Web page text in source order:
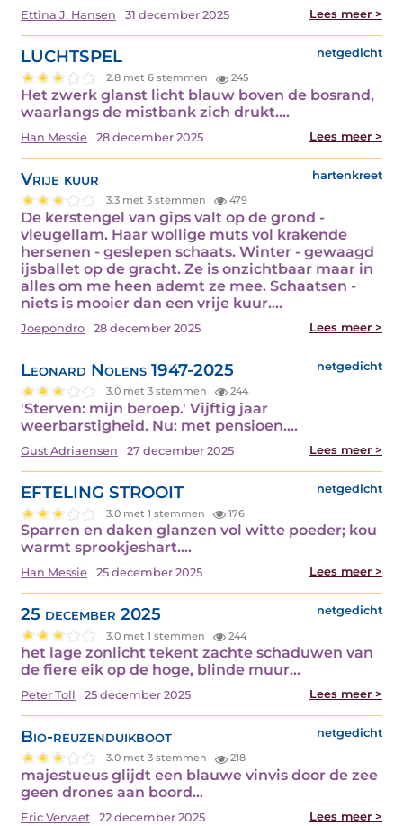
Ettina J. Hansen 31 december 2025 Lees meer >
LUCHTSPEL netgedicht
2.8 met 6 stemmen 245
Het zwerk glanst licht blauw boven de bosrand,
waarlangs de mistbank zich drukt.…
Han Messie 28 december 2025 Lees meer >
Vrije kuur hartenkreet
3.3 met 3 stemmen 479
De kerstengel van gips valt op de grond -
vleugellam. Haar wollige muts vol krakende
hersenen - geslepen schaats. Winter - gewaagd
ijsballet op de gracht. Ze is onzichtbaar maar in
alles om me heen ademt ze mee. Schaatsen -
niets is mooier dan een vrije kuur.…
Joepondro 28 december 2025 Lees meer >
Leonard Nolens 1947-2025 netgedicht
3.0 met 3 stemmen 244
'Sterven: mijn beroep.' Vijftig jaar
weerbarstigheid. Nu: met pensioen.…
Gust Adriaensen 27 december 2025 Lees meer >
EFTELING STROOIT netgedicht
3.0 met 1 stemmen 176
Sparren en daken glanzen vol witte poeder; kou
warmt sprookjeshart.…
Han Messie 25 december 2025 Lees meer >
25 december 2025 netgedicht
3.0 met 1 stemmen 244
het lage zonlicht tekent zachte schaduwen van
de fiere eik op de hoge, blinde muur…
Peter Toll 25 december 2025 Lees meer >
Bio-reuzenduikboot netgedicht
3.0 met 3 stemmen 218
majestueus glijdt een blauwe vinvis door de zee
geen drones aan boord…
Eric Vervaet 22 december 2025 Lees meer >